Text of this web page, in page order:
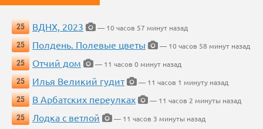
25 ВДНХ, 2023
— 10 часов 57 минут назад
25
Полдень. Полевые цветы
— 10 часов 58 минут назад
25
Отчий дом
— 11 часов 0 минут назад
25
Илья Великий гудит
— 11 часов 1 минуту назад
25
В Арбатских переулках
— 11 часов 2 минуты назад
25
Лодка с ветлой
— 11 часов 3 минуты назад